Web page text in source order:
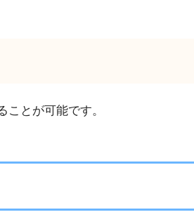
とが可能です。